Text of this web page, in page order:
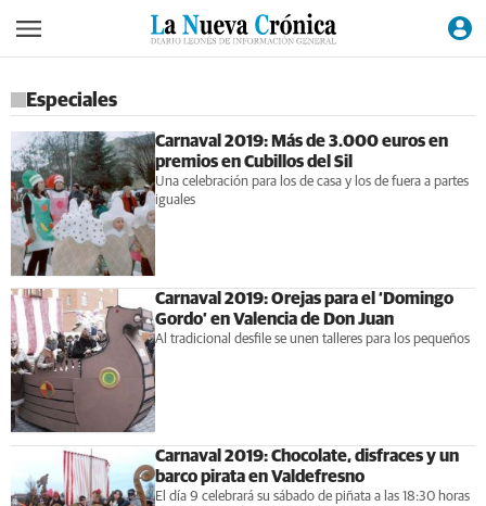
Especiales
Carnaval 2019: Más de 3.000 euros en
premios en Cubillos del Sil
Una celebración para los de casa y los de fuera a partes
iguales
Carnaval 2019: Orejas para el ‘Domingo
Gordo’ en Valencia de Don Juan
Al tradicional desfile se unen talleres para los pequeños
Carnaval 2019: Chocolate, disfraces y un
barco pirata en Valdefresno
El día 9 celebrará su sábado de piñata a las 18:30 horas